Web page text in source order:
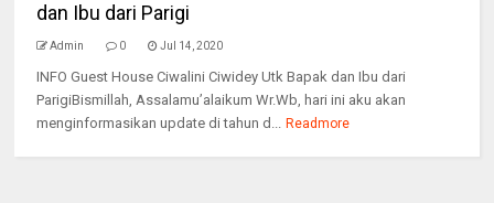
dan Ibu dari Parigi
Admin 0 Jul 14, 2020
INFO Guest House Ciwalini Ciwidey Utk Bapak dan Ibu dari
ParigiBismillah, Assalamu’alaikum Wr.Wb, hari ini aku akan
menginformasikan update di tahun d... Readmore